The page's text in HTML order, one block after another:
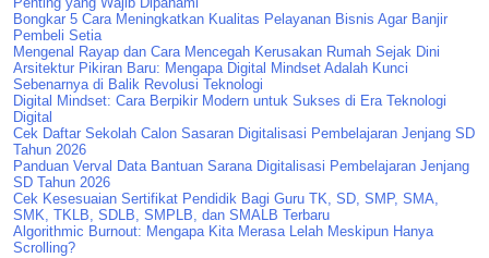
Bongkar 5 Cara Meningkatkan Kualitas Pelayanan Bisnis Agar Banjir
Pembeli Setia
Mengenal Rayap dan Cara Mencegah Kerusakan Rumah Sejak Dini
Arsitektur Pikiran Baru: Mengapa Digital Mindset Adalah Kunci
Sebenarnya di Balik Revolusi Teknologi
Digital Mindset: Cara Berpikir Modern untuk Sukses di Era Teknologi
Digital
Cek Daftar Sekolah Calon Sasaran Digitalisasi Pembelajaran Jenjang SD
Tahun 2026
Panduan Verval Data Bantuan Sarana Digitalisasi Pembelajaran Jenjang
SD Tahun 2026
Cek Kesesuaian Sertifikat Pendidik Bagi Guru TK, SD, SMP, SMA,
SMK, TKLB, SDLB, SMPLB, dan SMALB Terbaru
Algorithmic Burnout: Mengapa Kita Merasa Lelah Meskipun Hanya
Scrolling?